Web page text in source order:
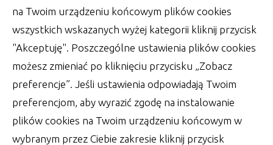
na Twoim urządzeniu końcowym plików cookies
wszystkich wskazanych wyżej kategorii kliknij przycisk
"Akceptuję". Poszczególne ustawienia plików cookies
możesz zmieniać po kliknięciu przycisku „Zobacz
preferencje”. Jeśli ustawienia odpowiadają Twoim
preferencjom, aby wyrazić zgodę na instalowanie
plików cookies na Twoim urządzeniu końcowym w
wybranym przez Ciebie zakresie kliknij przycisk
Poliuretan wokół nas – wnętrze
oraz inne rozwiązania